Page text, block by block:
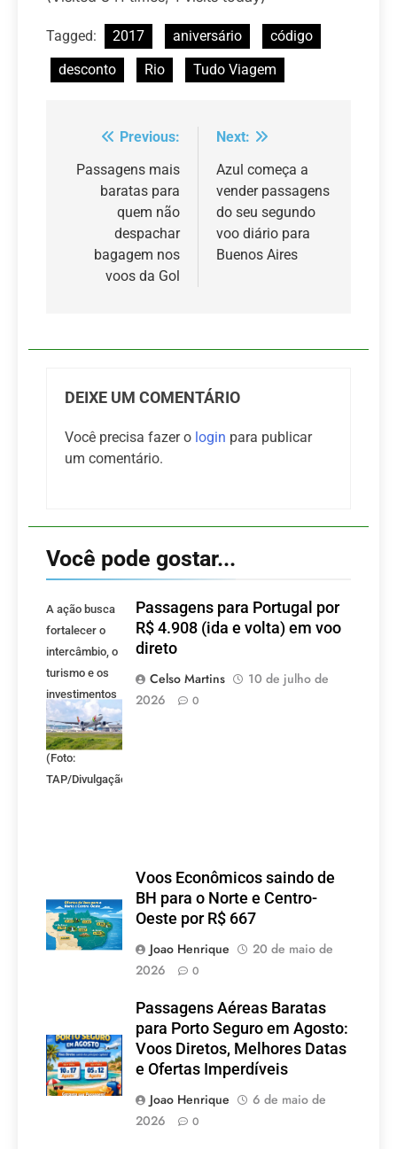
Tagged: 2017 aniversário
código
desconto
Rio Tudo Viagem
Navegação
de
Previous:
Passagens mais
baratas para
quem não
despachar
bagagem nos
voos da Gol
Next:
Azul começa a
vender passagens
do seu segundo
voo diário para
Buenos Aires
DEIXE UM COMENTÁRIO
Você precisa fazer o login para publicar
um comentário.
Você pode gostar...
A ação busca
fortalecer o
intercâmbio, o
turismo e os
investimentos
entre Brasil e
Portugal.
(Foto:
TAP/Divulgação)
Passagens para Portugal por
R$ 4.908 (ida e volta) em voo
direto
Celso Martins
10 de julho de
2026
0
Voos Econômicos saindo de
BH para o Norte e Centro-
Oeste por R$ 667
Joao Henrique
20 de maio de
2026
0
Passagens Aéreas Baratas
para Porto Seguro em Agosto:
Voos Diretos, Melhores Datas
e Ofertas Imperdíveis
Joao Henrique
6 de maio de
2026
0